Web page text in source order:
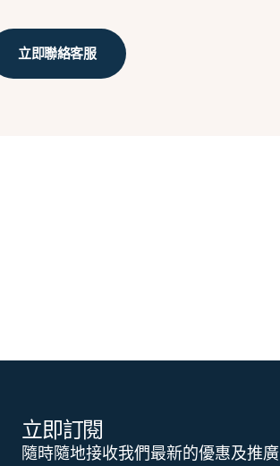
立即聯絡客服
立即訂閱
隨時隨地接收我們最新的優惠及推廣